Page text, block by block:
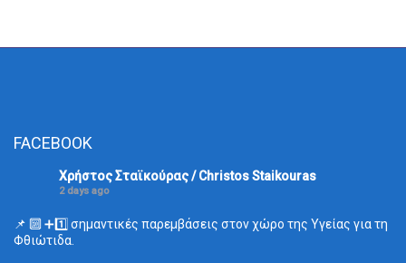
FACEBOOK
Χρήστος Σταϊκούρας / Christos Staikouras
2 days ago
📌 🔟 ➕1️⃣ σημαντικές παρεμβάσεις στον χώρο της Υγείας για τη
Φθιώτιδα.